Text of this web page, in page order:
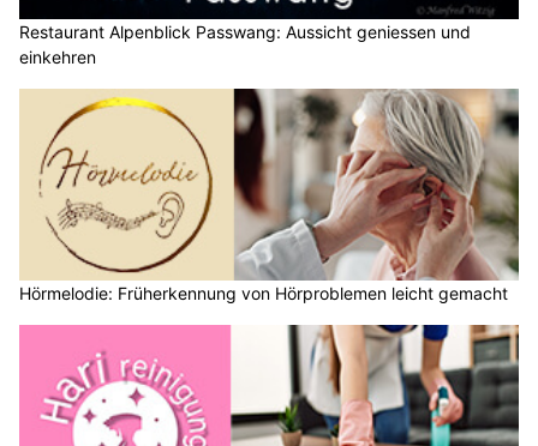
Restaurant Alpenblick Passwang: Aussicht geniessen und
einkehren
Hörmelodie: Früherkennung von Hörproblemen leicht gemacht